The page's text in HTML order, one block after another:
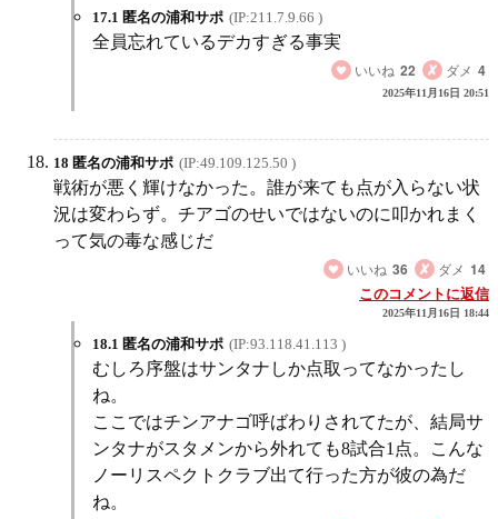
17.1 匿名の浦和サポ (IP:211.7.9.66 )
全員忘れているデカすぎる事実
いいね 22 ダメ 4
2025年11月16日 20:51
18 匿名の浦和サポ (IP:49.109.125.50 )
戦術が悪く輝けなかった。誰が来ても点が入らない状
況は変わらず。チアゴのせいではないのに叩かれまく
って気の毒な感じだ
いいね 36 ダメ 14
このコメントに返信
2025年11月16日 18:44
18.1 匿名の浦和サポ (IP:93.118.41.113 )
むしろ序盤はサンタナしか点取ってなかったし
ね。
ここではチンアナゴ呼ばわりされてたが、結局サ
ンタナがスタメンから外れても8試合1点。こんな
ノーリスペクトクラブ出て行った方が彼の為だ
ね。